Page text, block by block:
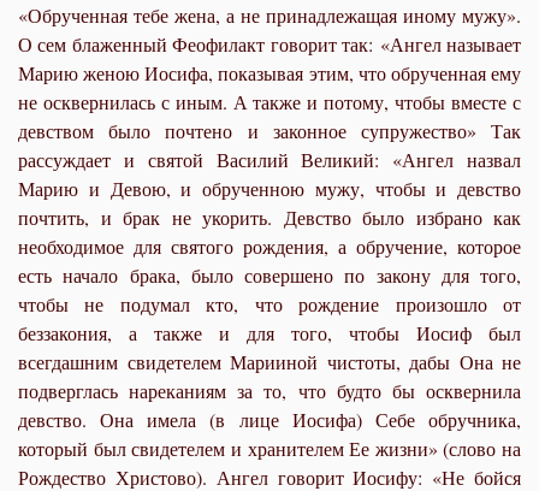
«Обрученная тебе жена, а не принадлежащая иному мужу».
О сем блаженный Феофилакт говорит так: «Ангел называет
Марию женою Иосифа, показывая этим, что обрученная ему
не осквернилась с иным. А также и потому, чтобы вместе с
девством было почтено и законное супружество» Так
рассуждает и святой Василий Великий: «Ангел назвал
Марию и Девою, и обрученною мужу, чтобы и девство
почтить, и брак не укорить. Девство было избрано как
необходимое для святого рождения, а обручение, которое
есть начало брака, было совершено по закону для того,
чтобы не подумал кто, что рождение произошло от
беззакония, а также и для того, чтобы Иосиф был
всегдашним свидетелем Марииной чистоты, дабы Она не
подверглась нареканиям за то, что будто бы осквернила
девство. Она имела (в лице Иосифа) Себе обручника,
который был свидетелем и хранителем Ее жизни» (слово на
Рождество Христово). Ангел говорит Иосифу: «Не бойся